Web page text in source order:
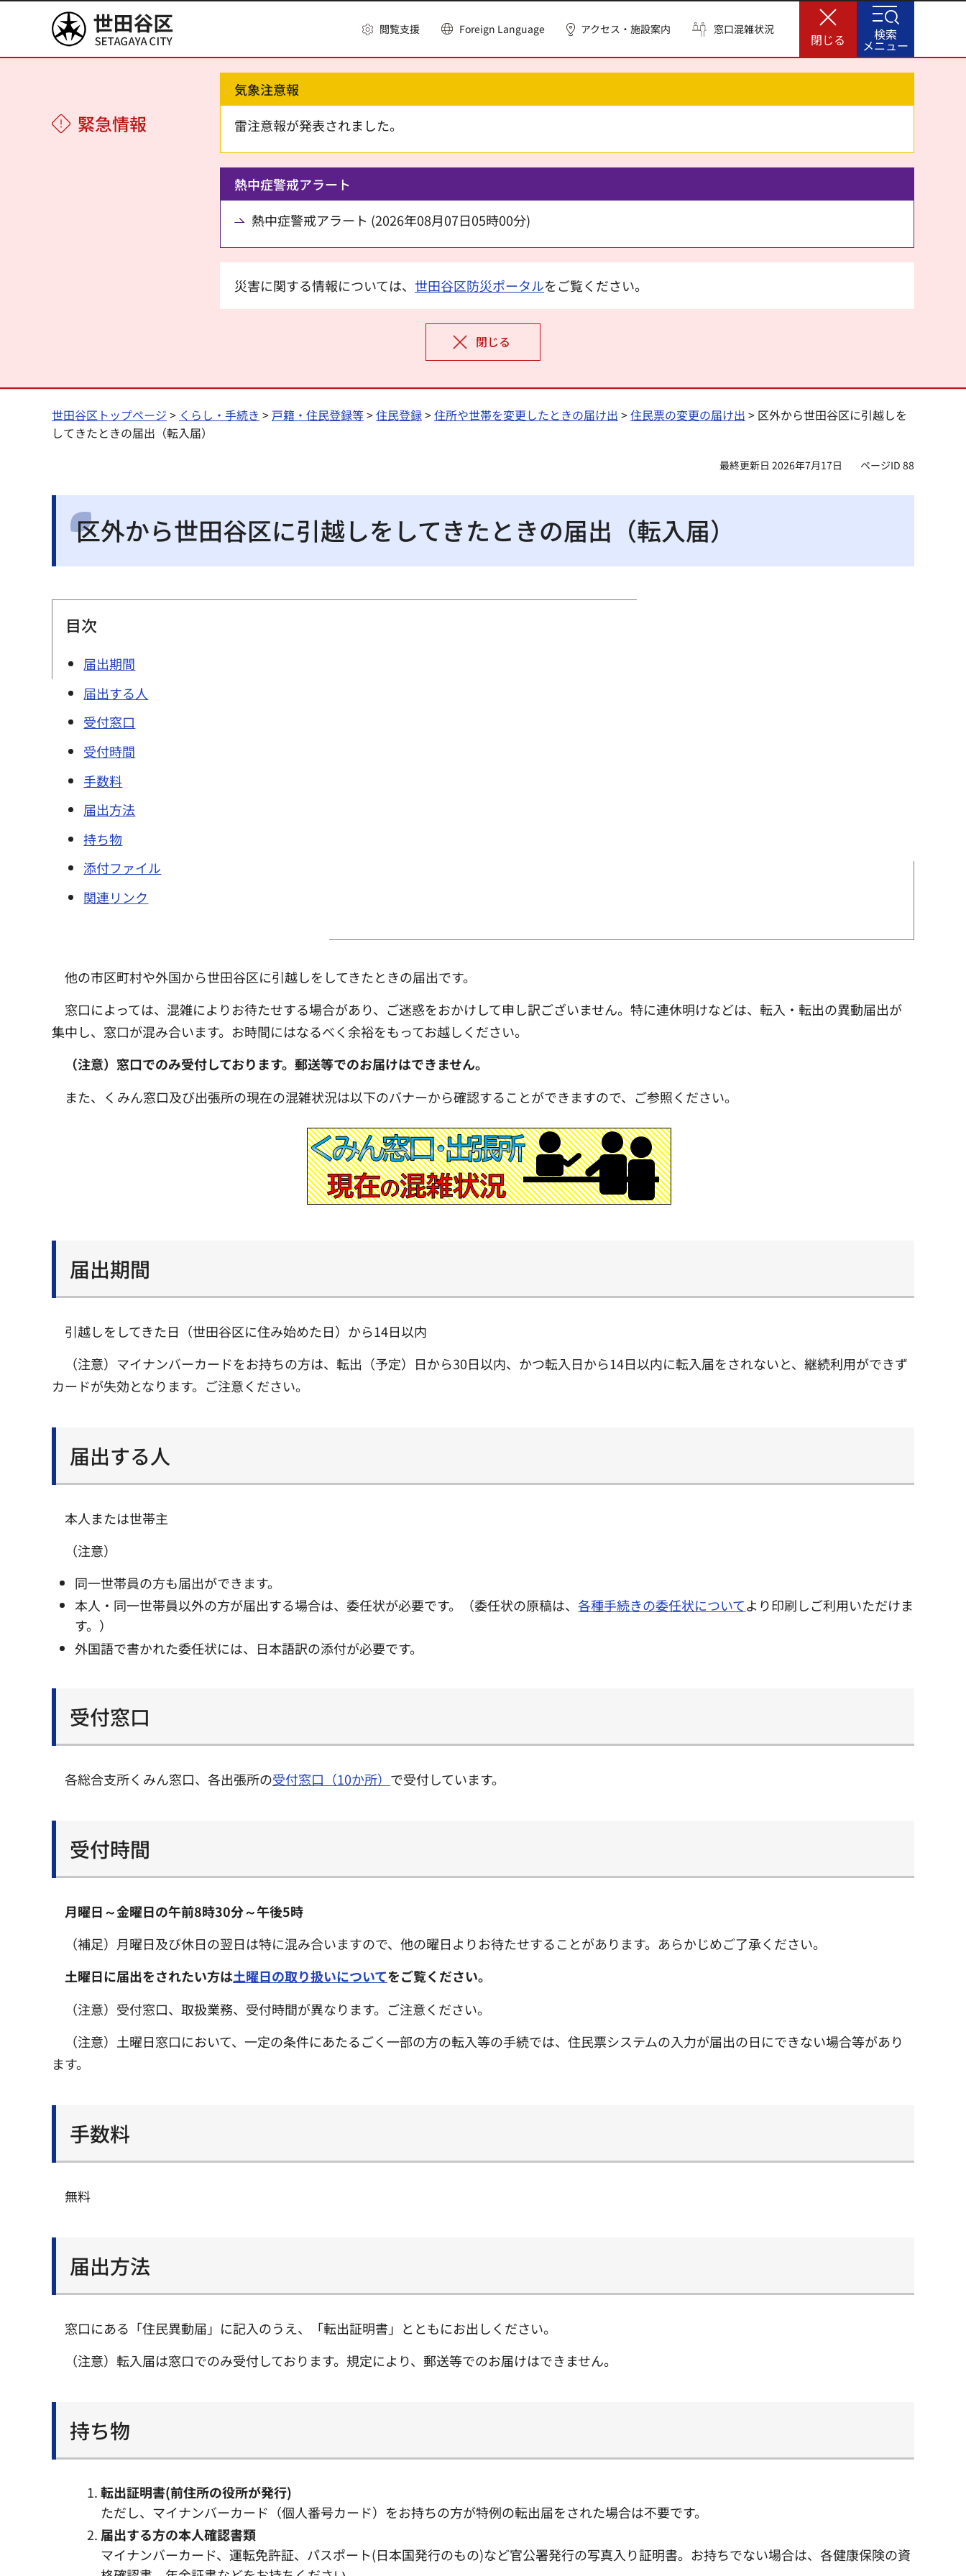
世田谷区 閲覧支援 Foreign Language アクセス・施設案内 窓口混雑状況
閉じる
緊急情報
気象注意報
雷注意報が発表されました。
熱中症警戒アラート
熱中症警戒アラート (2026年08月07日05時00分)
災害に関する情報については、 世田谷区防災ポータルをご覧ください。
閉じる
検索
メニュー
世田谷区トップページ > くらし・手続き > 戸籍・住民登録等>住民登録>住所や世帯を変更したときの届け出 >住民票の変更の届け出 > 区外から世田谷区に引越しを
してきたときの届出（転入届）
最終更新日 2026年7月17日 ページID 88
区外から世田谷区に引越しをしてきたときの届出（転入届）
目次
届出期間
届出する人
受付窓口
受付時間
手数料
届出方法
持ち物
添付ファイル
関連リンク
他の市区町村や外国から世田谷区に引越しをしてきたときの届出です。
窓口によっては、混雑によりお待たせする場合があり、ご迷惑をおかけして申し訳ございません。特に連休明けなどは、転入・転出の異動届出が
集中し、窓口が混み合います。お時間にはなるべく余裕をもってお越しください。
（注意）窓口でのみ受付しております。郵送等でのお届けはできません。
また、くみん窓口及び出張所の現在の混雑状況は以下のバナーから確認することができますので、ご参照ください。
届出期間
引越しをしてきた日（世田谷区に住み始めた日）から14日以内
（注意）マイナンバーカードをお持ちの方は、転出（予定）日から30日以内、かつ転入日から14日以内に転入届をされないと、継続利用ができず
カードが失効となります。ご注意ください。
届出する人
本人または世帯主
（注意）
同一世帯員の方も届出ができます。
本人・同一世帯員以外の方が届出する場合は、委任状が必要です。（委任状の原稿は、各種手続きの委任状についてより印刷しご利用いただけま
す。）
外国語で書かれた委任状には、日本語訳の添付が必要です。
受付窓口
各総合支所くみん窓口、各出張所の受付窓口（10か所） で受付しています。
受付時間
月曜日～金曜日の午前8時30分～午後5時
（補足）月曜日及び休日の翌日は特に混み合いますので、他の曜日よりお待たせすることがあります。あらかじめご了承ください。
土曜日に届出をされたい方は土曜日の取り扱いについてをご覧ください。
（注意）受付窓口、取扱業務、受付時間が異なります。ご注意ください。
（注意）土曜日窓口において、一定の条件にあたるごく一部の方の転入等の手続では、住民票システムの入力が届出の日にできない場合等があり
ます。
手数料
無料
届出方法
窓口にある「住民異動届」に記入のうえ、「転出証明書」とともにお出しください。
（注意）転入届は窓口でのみ受付しております。規定により、郵送等でのお届けはできません。
持ち物
転出証明書(前住所の役所が発行)
ただし、マイナンバーカード（個人番号カード）をお持ちの方が特例の転出届をされた場合は不要です。
届出する方の本人確認書類
マイナンバーカード、運転免許証、パスポート(日本国発行のもの)など官公署発行の写真入り証明書。お持ちでない場合は、各健康保険の資